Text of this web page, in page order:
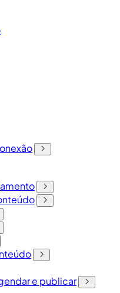
e publicar